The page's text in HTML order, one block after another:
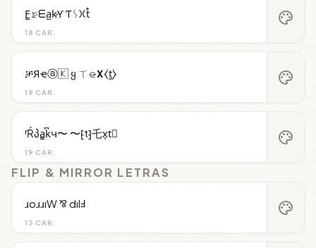
18 CAR.
F̳𝚛̷ᗴa̺k̷Ƴ Ƭᛊ𐠷t̊ palette
19 CAR.
ቻЯҽⓐ🇰 ყ ㄒ𝚎̷𝝬⧼t̼⧽ palette
19 CAR.
ᶠŔპa̳k͆ч〜 〜⁅t⁆乇x͎t⃒ palette
FLIP & MIRROR LETRAS
13 CAR.
ɹoɹɹıW ⅋ dılℲ palette